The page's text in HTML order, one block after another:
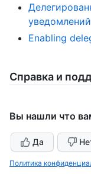
уведомлений
Enabling
Справка и
Вы нашли что
Да
Политика